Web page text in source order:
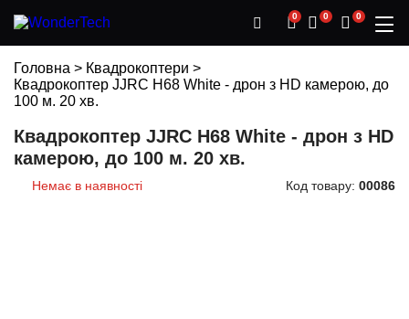
0 0 0
Головна > Квадрокоптери >
Квадрокоптер JJRC H68 White - дрон з HD камерою, до
100 м. 20 хв.
Квадрокоптер JJRC H68 White - дрон з HD
камерою, до 100 м. 20 хв.
Немає в наявності Код товару: 00086